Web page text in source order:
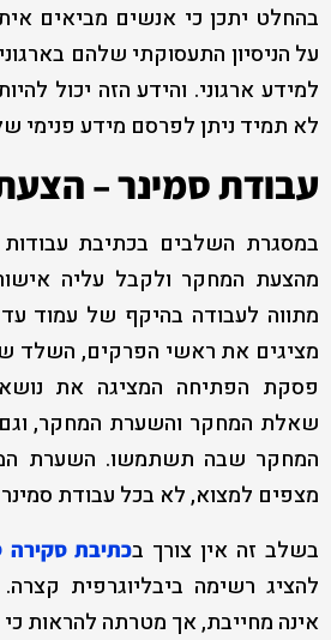
בהחלט יתכן כי אנשים מביאים
על הניסיון התעסוקתי שלהם
למידע ארגוני. והידע הזה יכול
לא תמיד ניתן לפרסם מידע פנימי
עבודת סמינר –
במסגרת השלבים בכתיבת עבודות
מהצעת המחקר ולקבל עליה
מתווה לעבודה בהיקף של עמוד
מציגים את ראשי הפרקים, השלד
פסקת הפתיחה המציגה את
שאלת המחקר והשערת המחקר,
המחקר שבה תשתמשו. השערת
מצפים למצוא, לא בכל עבודת
בשלב זה אין צורך בכתיבת סקירה
להציג רשימה ביבליוגרפית
אינה מחייבת, אך מטרתה להראות